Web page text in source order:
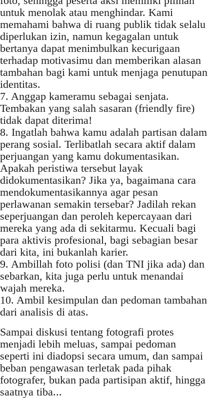
untuk menolak atau menghindar. Kami
memahami bahwa di ruang publik tidak selalu
diperlukan izin, namun kegagalan untuk
bertanya dapat menimbulkan kecurigaan
terhadap motivasimu dan memberikan alasan
tambahan bagi kami untuk menjaga penutupan
identitas.
7. Anggap kameramu sebagai senjata.
Tembakan yang salah sasaran (friendly fire)
tidak dapat diterima!
8. Ingatlah bahwa kamu adalah partisan dalam
perang sosial. Terlibatlah secara aktif dalam
perjuangan yang kamu dokumentasikan.
Apakah peristiwa tersebut layak
didokumentasikan? Jika ya, bagaimana cara
mendokumentasikannya agar pesan
perlawanan semakin tersebar? Jadilah rekan
seperjuangan dan peroleh kepercayaan dari
mereka yang ada di sekitarmu. Kecuali bagi
para aktivis profesional, bagi sebagian besar
dari kita, ini bukanlah karier.
9. Ambillah foto polisi (dan TNI jika ada) dan
sebarkan, kita juga perlu untuk menandai
wajah mereka.
10. Ambil kesimpulan dan pedoman tambahan
dari analisis di atas.
Sampai diskusi tentang fotografi protes
menjadi lebih meluas, sampai pedoman
seperti ini diadopsi secara umum, dan sampai
beban pengawasan terletak pada pihak
fotografer, bukan pada partisipan aktif, hingga
saatnya tiba...